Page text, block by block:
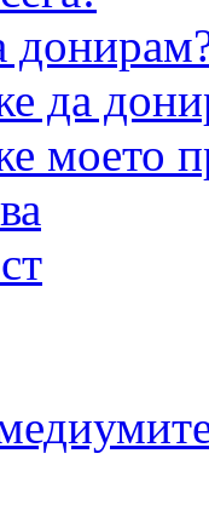
да
моето